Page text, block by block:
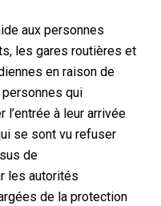
aux personnes
les gares routières et
en raison de
personnes qui
l’entrée à leur arrivée
se sont vu refuser
de
les autorités
de la protection